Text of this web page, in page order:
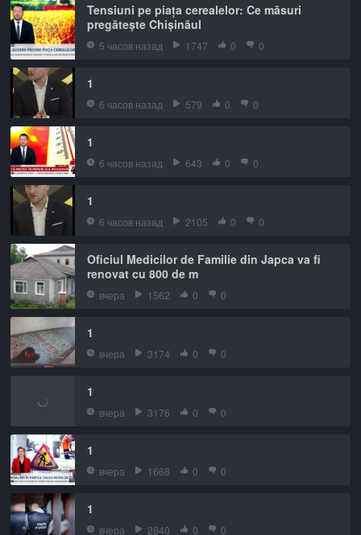
Tensiuni pe piața cerealelor: Ce măsuri
pregătește Chișinăul
5 часов назад 1747 0 0
1
6 часов назад 579 0 0
1
6 часов назад 643 0 0
1
6 часов назад 2105 0 0
Oficiul Medicilor de Familie din Japca va fi
renovat cu 800 de m
вчера 1562 0 0
1
вчера 3174 0 0
1
вчера 3176 0 0
1
вчера 1668 0 0
1
вчера 2840 0 0